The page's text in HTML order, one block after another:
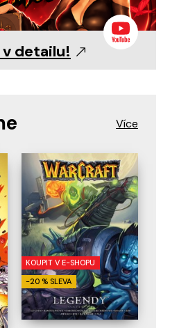
v detailu!
KOUPIT V E-SHOPU
-20 % SLEVA